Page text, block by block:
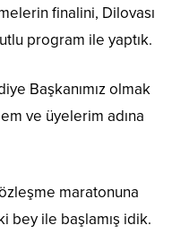
finalini, Dilovası
program ile yaptık.
Başkanımız olmak
ve üyelerim adına
maratonuna
bey ile başlamış idik.